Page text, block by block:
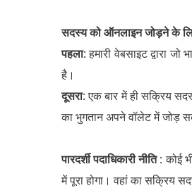
सदस्य को ऑनलाइन जोड़ने के
पहला: हमारी वेबसाइट द्वारा
है।
दूसरा: एक बार में ही सक्रिय
का भुगतान अपने वॉलेट में जोड़
पारदर्शी पदाधिकारी नीति : कोई
में पूरा होगा। वहां का सक्रिय